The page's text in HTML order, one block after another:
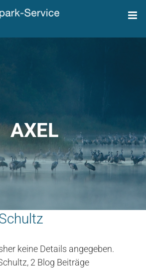
AXEL
keine Details angegeben.
2 Blog Beiträge